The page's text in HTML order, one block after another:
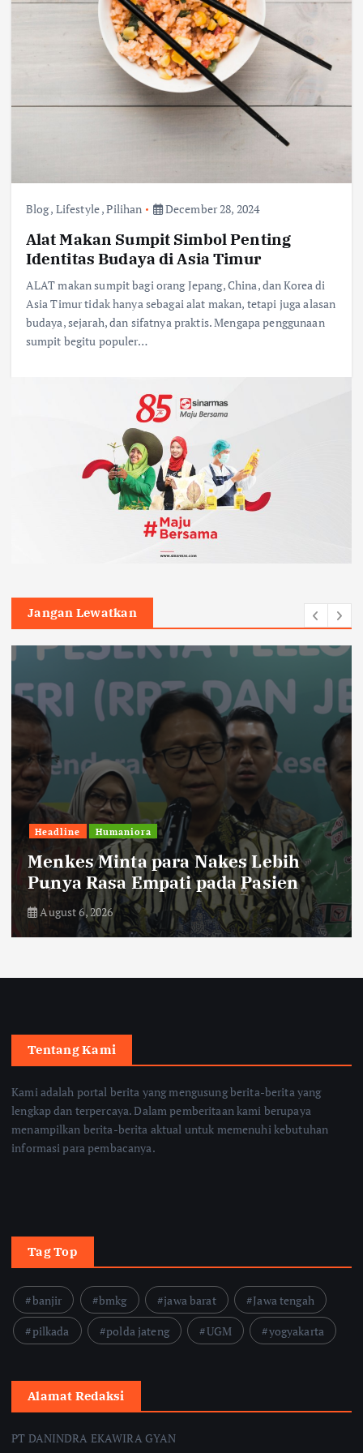
Blog, Lifestyle,Pilihan December 28, 2024
Alat Makan Sumpit Simbol Penting
Identitas Budaya di Asia Timur
ALAT makan sumpit bagi orang Jepang, China, dan Korea di
Asia Timur tidak hanya sebagai alat makan, tetapi juga alasan
budaya, sejarah, dan sifatnya praktis. Mengapa penggunaan
sumpit begitu populer…
Jangan Lewatkan
Headline Humaniora
Menkes Minta para Nakes Lebih
Punya Rasa Empati pada Pasien
August 6, 2026
Tentang Kami
Kami adalah portal berita yang mengusung berita-berita yang
lengkap dan terpercaya. Dalam pemberitaan kami berupaya
menampilkan berita-berita aktual untuk memenuhi kebutuhan
informasi para pembacanya.
Tag Top
banjir bmkg jawa barat
Jawa tengah
pilkada
polda jateng UGM yogyakarta
Alamat Redaksi
PT DANINDRA EKAWIRA GYAN